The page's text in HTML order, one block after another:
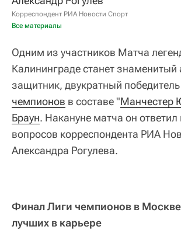
Корреспондент РИА Новости Спорт
Все материалы
Одним из участников Матча
Калининграде станет знаменитый
защитник, двукратный победитель
чемпионов в составе "Манчестер
Браун. Накануне матча он ответил
вопросов корреспондента РИА
Александра Рогулева.
Финал Лиги чемпионов в
лучших в карьере